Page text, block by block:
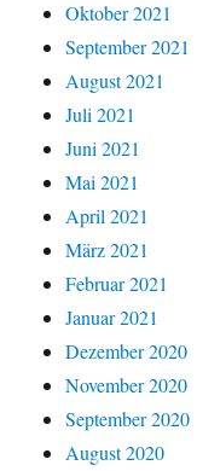
Oktober 2021
September 2021
August 2021
Juli 2021
Juni 2021
Mai 2021
April 2021
März 2021
Februar 2021
Januar 2021
Dezember 2020
November 2020
September 2020
August 2020